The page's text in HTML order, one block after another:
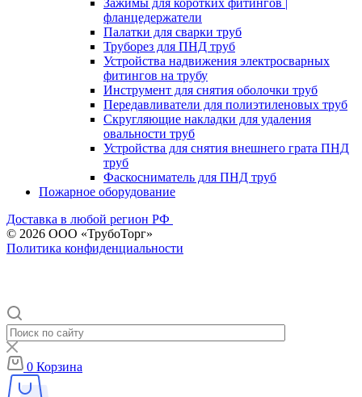
Зажимы для коротких фитингов |
фланцедержатели
Палатки для сварки труб
Труборез для ПНД труб
Устройства надвижения электросварных
фитингов на трубу
Инструмент для снятия оболочки труб
Передавливатели для полиэтиленовых труб
Скругляющие накладки для удаления
овальности труб
Устройства для снятия внешнего грата ПНД
труб
Фаскосниматель для ПНД труб
Пожарное оборудование
Доставка в любой регион РФ
© 2026 ООО «ТрубоТорг»
Политика конфиденциальности
0 Корзина